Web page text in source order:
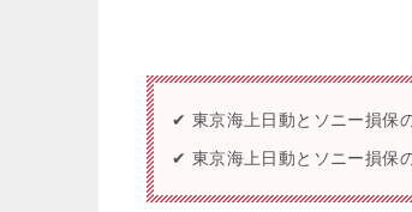
✔ 東京海上日動とソニー損保
✔ 東京海上日動とソニー損保